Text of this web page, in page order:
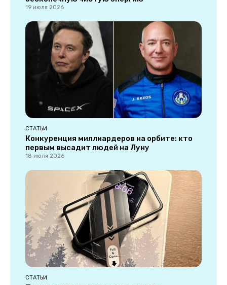
19 июля 2026
СТАТЬИ
Конкуренция миллиардеров на орбите: кто
первым высадит людей на Луну
18 июля 2026
СТАТЬИ